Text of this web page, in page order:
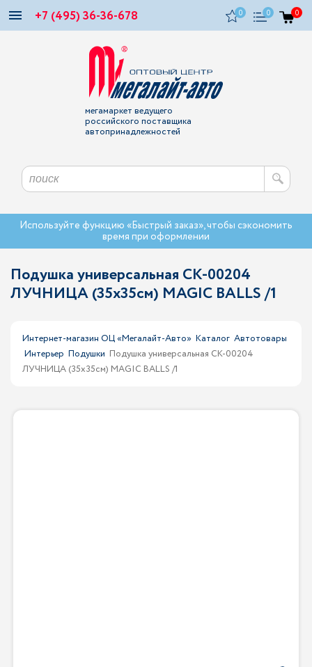
+7 (495) 36-36-678 0 0 0
мегамаркет ведущего
российского поставщика
автопринадлежностей
Используйте функцию «Быстрый заказ», чтобы сэкономить
время при оформлении
Подушка универсальная CK-00204
ЛУЧНИЦА (35х35см) MAGIC BALLS /1
Интернет-магазин ОЦ «Мегалайт-Авто» Каталог Автотовары
Интерьер Подушки Подушка универсальная CK-00204
ЛУЧНИЦА (35х35см) MAGIC BALLS /1